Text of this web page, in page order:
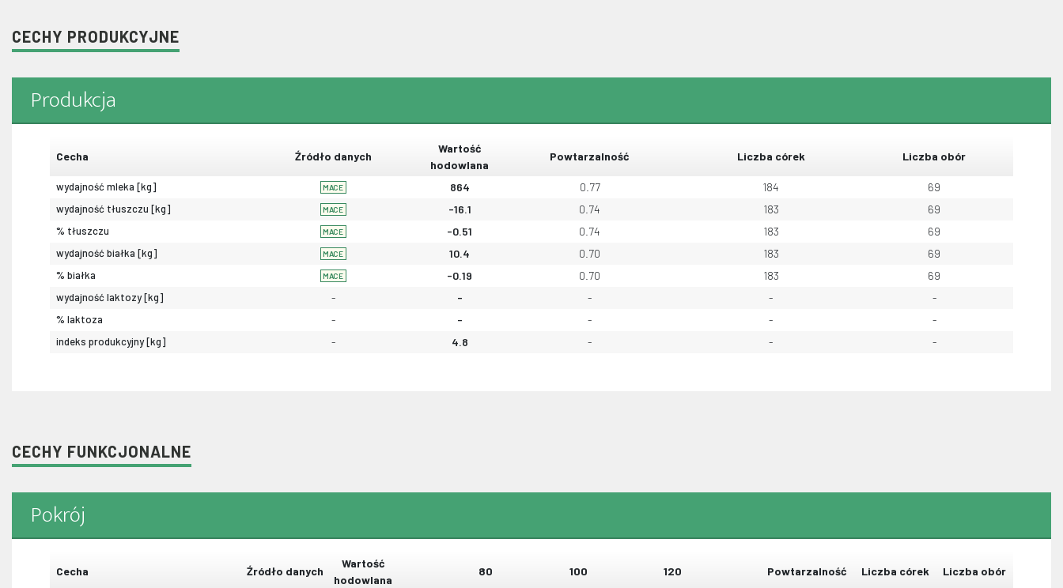
CECHY PRODUKCYJNE
Produkcja
Cecha Źródło danych
Wartość
hodowlana
Powtarzalność Liczba córek Liczba obór
wydajność mleka [kg] MACE 864 0.77 184 69
wydajność tłuszczu [kg] MACE -16.1 0.74 183 69
% tłuszczu MACE -0.51 0.74 183 69
wydajność białka [kg] MACE 10.4 0.70 183 69
% białka MACE -0.19 0.70 183 69
wydajność laktozy [kg] - - - - -
% laktoza - - - - -
indeks produkcyjny [kg] - 4.8 - - -
CECHY FUNKCJONALNE
Pokrój
Cecha Źródło danych
Wartość
hodowlana
80 100 120 Powtarzalność Liczba córek Liczba obór